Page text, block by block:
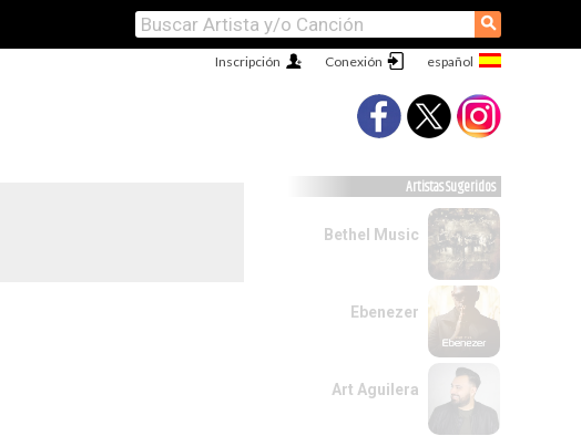
⚲
Conexión
Inscripción
Artistas Sugeridos
Bethel Music
Ebenezer
Art Aguilera